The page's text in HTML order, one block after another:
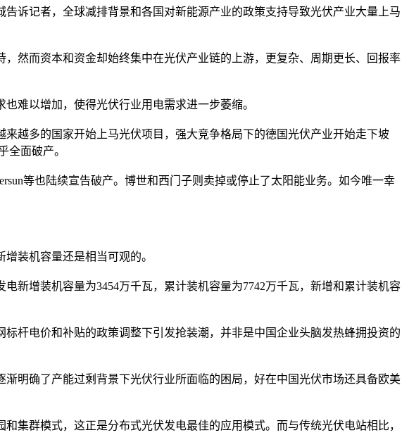
诉记者，全球减排背景和各国对新能源产业的政策支持导致光伏产业大量上马
然而资本和资金却始终集中在光伏产业链的上游，更复杂、周期更长、回报率
难以增加，使得光伏行业用电需求进一步萎缩。
越多的国家开始上马光伏项目，强大竞争格局下的德国光伏产业开始走下坡
全面破产。
等也陆续宣告破产。博世和西门子则卖掉或停止了太阳能业务。如今唯一幸
装机容量还是相当可观的。
增装机容量为3454万千瓦，累计装机容量为7742万千瓦，新增和累计装机容
杆电价和补贴的政策调整下引发抢装潮，并非是中国企业头脑发热蜂拥投资的
明确了产能过剩背景下光伏行业所面临的困局，好在中国光伏市场还具备欧美
群模式，这正是分布式光伏发电最佳的应用模式。而与传统光伏电站相比，